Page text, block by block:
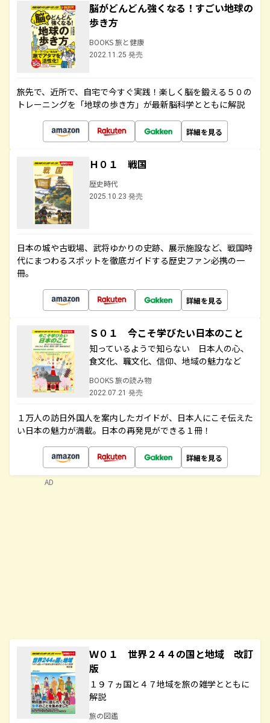
脳がどんどん強くなる！すごい地球の
歩き方
BOOKS 旅と健康
2022.11.25 発売
旅先で、近所で、自宅で今すぐ実践！楽しく脳を鍛える５０の
トレーニングを「地球の歩き方」が最新脳科学とともに解説
詳細を見る
Ｈ０１ 戦国
歴史時代
2025.10.23 発売
日本の城や古戦場、武将ゆかりの史跡、展示施設など、戦国時
代にまつわるスポットを徹底ガイドする歴史ファン必携の一
冊。
詳細を見る
Ｓ０１ 今こそ学びたい日本のこと
知っているようで知らない 日本人の心、
食文化、職文化、信仰、地域の魅力など
BOOKS 旅の読み物
2022.07.21 発売
１万人の訪日外国人を案内したガイドが、日本人にこそ伝えた
い日本の魅力が満載。日本の再発見ができる１冊！
詳細を見る
Ｗ０１ 世界２４４の国と地域 改訂
版
１９７ヵ国と４７地域を旅の雑学とともに
解説
旅の図鑑
AD